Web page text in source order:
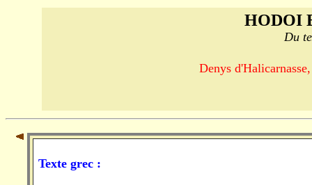
HODOI
Du
Denys
Texte grec :